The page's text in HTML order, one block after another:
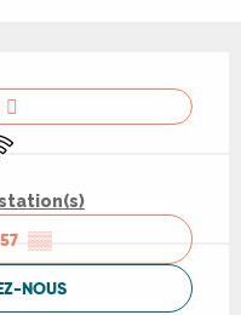
▒▒
NOUS